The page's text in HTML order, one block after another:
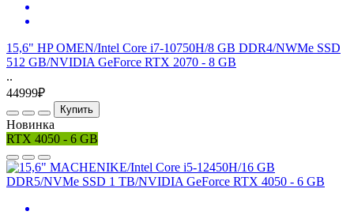
15,6" HP OMEN/Intel Core i7-10750H/8 GB DDR4/NWMe SSD
512 GB/NVIDIA GeForce RTX 2070 - 8 GB
..
44999₽
Купить
Новинка
RTX 4050 - 6 GB